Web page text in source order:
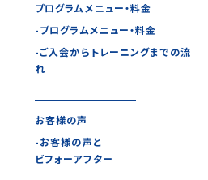
プログラムメニュー・料金
-プログラムメニュー・料金
-ご入会からトレーニングまでの流
れ
お客様の声
-お客様の声と
ビフォーアフター